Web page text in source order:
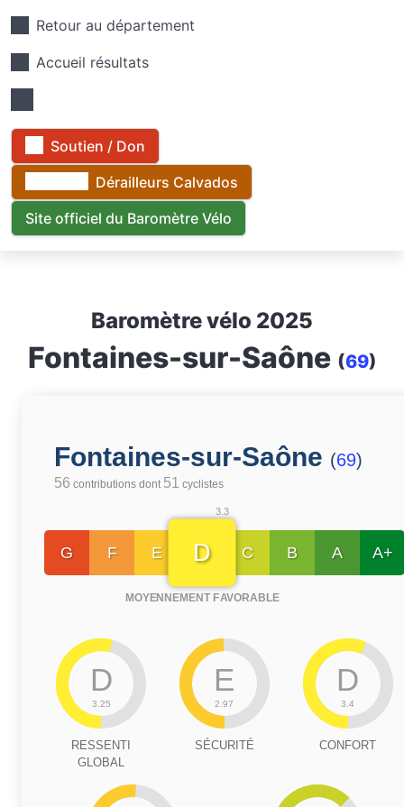
Retour au département
Accueil résultats
Soutien / Don
Dérailleurs Calvados
Site officiel du Baromètre Vélo
Baromètre vélo 2025
Fontaines-sur-Saône (69)
Fontaines-sur-Saône (69)
56 contributions dont 51 cyclistes
G F E
3.3
D
MOYENNEMENT FAVORABLE
C B A A+
D
3.25
RESSENTI
GLOBAL
E
2.97
SÉCURITÉ
D
3.4
CONFORT